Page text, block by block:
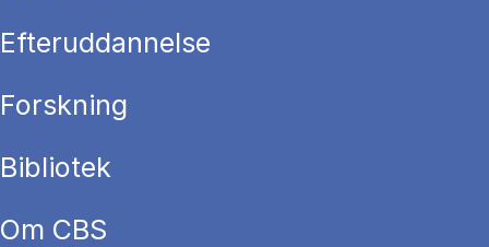
Efteruddannelse
Forskning
Bibliotek
Om CBS